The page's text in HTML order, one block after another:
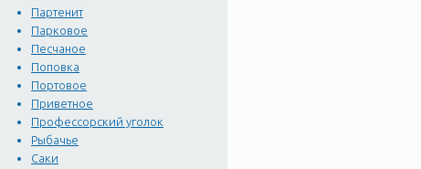
Партенит
Парковое
Песчаное
Поповка
Портовое
Приветное
Профессорский уголок
Рыбачье
Саки